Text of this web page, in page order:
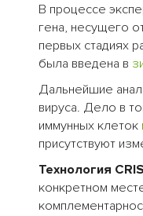
В процессе
гена, несущего
первых стадиях
была введена в
Дальнейшие
вируса. Дело в
иммунных клеток
присутствуют
Технология
конкретном